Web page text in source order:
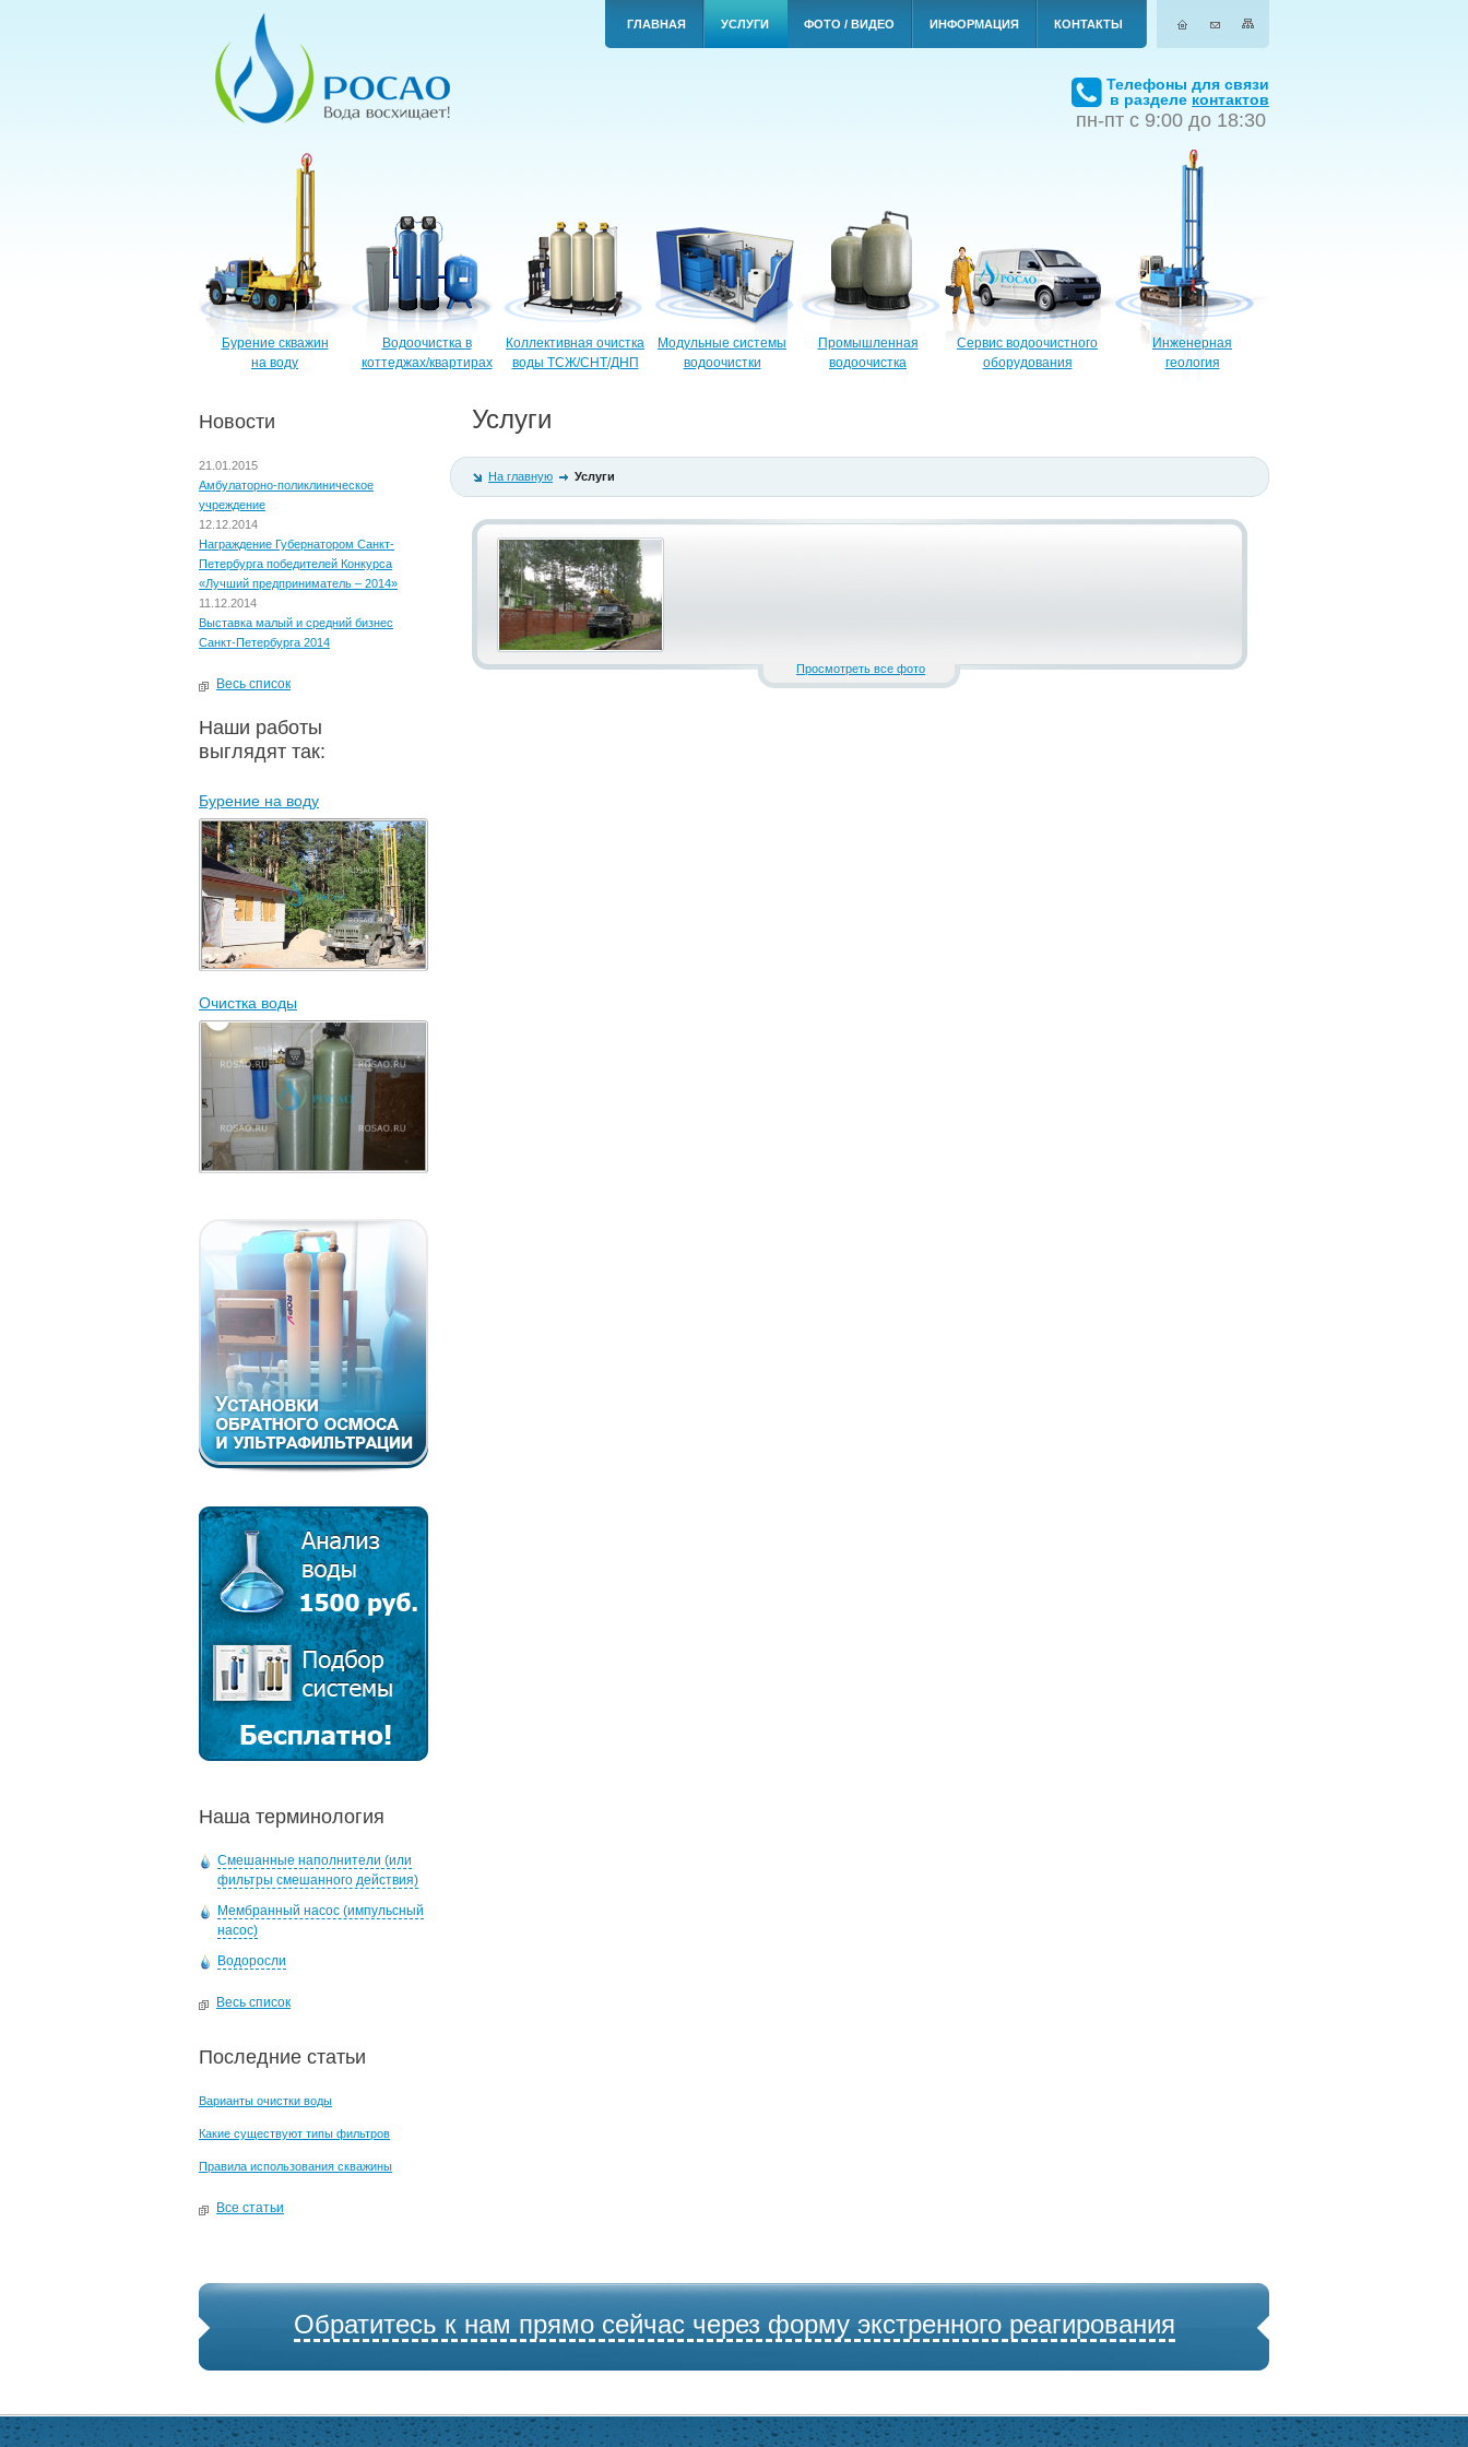
ГЛАВНАЯ УСЛУГИ ФОТО / ВИДЕО ИНФОРМАЦИЯ КОНТАКТЫ
Телефоны для связи
в разделе контактов
пн-пт с 9:00 до 18:30
Бурение скважин
на воду
Водоочистка в
коттеджах/квартирах
Коллективная очистка
воды ТСЖ/СНТ/ДНП
Модульные системы
водоочистки
Промышленная
водоочистка
Сервис водоочистного
оборудования
Инженерная
геология
Новости
21.01.2015
Амбулаторно-поликлиническое
учреждение
12.12.2014
Награждение Губернатором Санкт-
Петербурга победителей Конкурса
«Лучший предприниматель – 2014»
11.12.2014
Выставка малый и средний бизнес
Санкт-Петербурга 2014
Весь список
Наши работы
выглядят так:
Бурение на воду
Очистка воды
Наша терминология
Смешанные наполнители (или
фильтры смешанного действия)
Мембранный насос (импульсный
насос)
Водоросли
Весь список
Последние статьи
Варианты очистки воды
Какие существуют типы фильтров
Правила использования скважины
Все статьи
Услуги
На главную Услуги
Просмотреть все фото
Обратитесь к нам прямо сейчас через форму экстренного реагирования